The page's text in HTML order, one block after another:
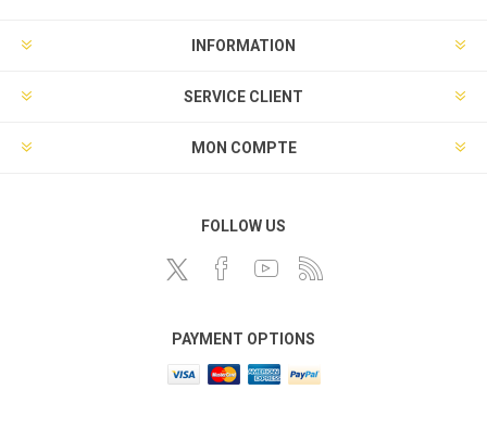
INFORMATION
SERVICE CLIENT
MON COMPTE
FOLLOW US
PAYMENT OPTIONS